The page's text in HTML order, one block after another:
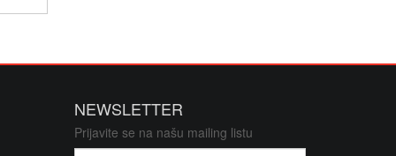
NEWSLETTER
Prijavite se na našu mailing listu